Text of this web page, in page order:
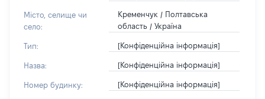
Місто, селище чи
село:
Кременчук / Полтавська
область / Україна
Тип: [Конфіденційна інформація]
Назва: [Конфіденційна інформація]
Номер будинку: [Конфіденційна інформація]